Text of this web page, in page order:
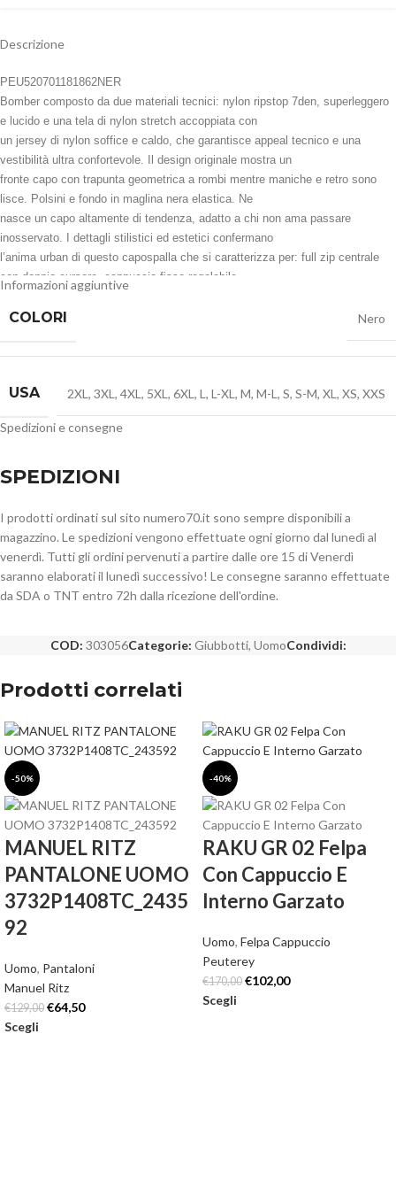
Descrizione
PEU520701181862NER
Bomber composto da due materiali tecnici: nylon ripstop 7den, superleggero
e lucido e una tela di nylon stretch accoppiata con
un jersey di nylon soffice e caldo, che garantisce appeal tecnico e una
vestibilità ultra confortevole. Il design originale mostra un
fronte capo con trapunta geometrica a rombi mentre maniche e retro sono
lisce. Polsini e fondo in maglina nera elastica. Ne
nasce un capo altamente di tendenza, adatto a chi non ama passare
inosservato. I dettagli stilistici ed estetici confermano
l’anima urban di questo capospalla che si caratterizza per: full zip centrale
con doppio cursore, cappuccio fisso regolabile,
termosaldate. Downproof e idrorepellente.
Lunghezza: corto
Trapunta a rombi
Cappuccio fisso
Imbottitura in piuma naturale certificata EDFA
Informazioni aggiuntive
COLORI Nero
USA 2XL , 3XL , 4XL , 5XL , 6XL , L , L-XL , M, M-L , S, S-M, XL , XS, XXS
Spedizioni e consegne
SPEDIZIONI
I prodotti ordinati sul sito numero70.it sono sempre disponibili a
magazzino. Le spedizioni vengono effettuate ogni giorno dal lunedì al
venerdì. Tutti gli ordini pervenuti a partire dalle ore 15 di Venerdì
saranno elaborati il lunedì successivo! Le consegne saranno effettuate
da SDA o TNT entro 72h dalla ricezione dell'ordine.
COD: 303056Categorie: Giubbotti, UomoCondividi:
Prodotti correlati
-50%
MANUEL RITZ
PANTALONE UOMO
3732P1408TC_2435
92
Uomo, Pantaloni
Manuel Ritz
€129,00 €64,50
Scegli
-40%
RAKU GR 02 Felpa
Con Cappuccio E
Interno Garzato
Uomo, Felpa Cappuccio
Peuterey
€170,00 €102,00
Scegli